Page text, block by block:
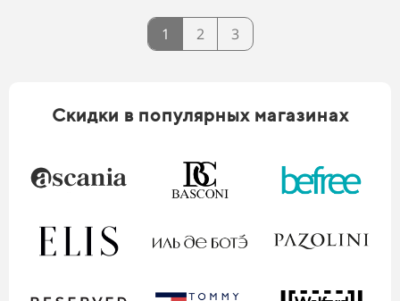
1 2 3
Скидки в популярных магазинах